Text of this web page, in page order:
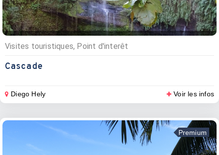
Visites touristiques, Point d'interêt
Cascade
Diego Hely Voir les infos
Premium